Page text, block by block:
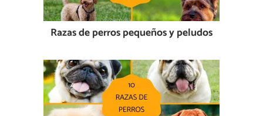
Razas de perros pequeños y peludos